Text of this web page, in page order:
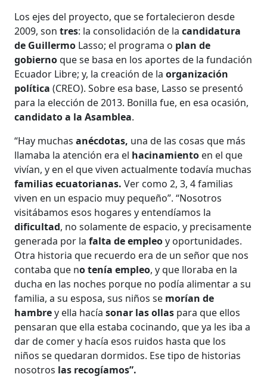
Los ejes del proyecto, que se fortalecieron desde
2009, sontres: la consolidación de lacandidatura
de Guillermo Lasso; el programa o plan de
gobiernoque se basa en los aportes de la fundación
Ecuador Libre; y, la creación de laorganización
política(CREO). Sobre esa base, Lasso se presentó
para la elección de 2013. Bonilla fue, en esa ocasión,
candidato a la Asamblea.
“Hay muchasanécdotas, una de las cosas que más
llamaba la atención era el hacinamiento en el que
vivían, y en el que viven actualmente todavía muchas
familias ecuatorianas. Ver como 2, 3, 4 familias
viven en un espacio muy pequeño”. “Nosotros
visitábamos esos hogares y entendíamos la
dificultad, no solamente de espacio, y precisamente
generada por lafalta de empleoy oportunidades.
Otra historia que recuerdo era de un señor que nos
contaba que no tenía empleo, y que lloraba en la
ducha en las noches porque no podía alimentar a su
familia, a su esposa, sus niños se morían de
hambrey ella hacíasonar las ollas para que ellos
pensaran que ella estaba cocinando, que ya les iba a
dar de comer y hacía esos ruidos hasta que los
niños se quedaran dormidos. Ese tipo de historias
nosotros las recogíamos”.